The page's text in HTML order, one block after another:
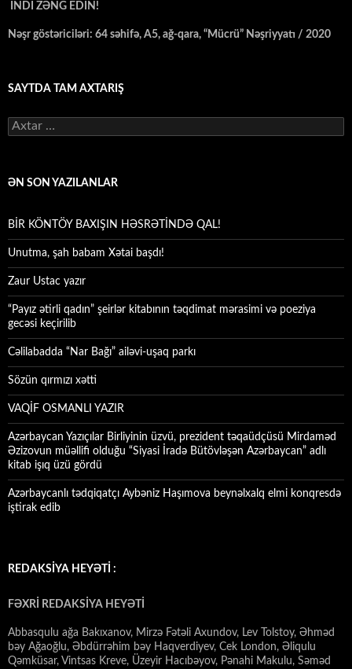
İNDİ ZƏNG EDİN!
Nəşr göstəriciləri: 64 səhifə, A5, ağ-qara, “Mücrü” Nəşriyyatı / 2020
SAYTDA TAM AXTARIŞ
Axtarış:
ƏN SON YAZILANLAR
BİR KÖNTÖY BAXIŞIN HƏSRƏTİNDƏ QAL!
Unutma, şah babam Xətai başdı!
Zaur Ustac yazır
“Payız ətirli qadın” şeirlər kitabının təqdimat mərasimi və poeziya
gecəsi keçirilib
Cəlilabadda “Nar Bağı” ailəvi-uşaq parkı
Sözün qırmızı xətti
VAQİF OSMANLI YAZIR
Azərbaycan Yazıçılar Birliyinin üzvü, prezident təqaüdçüsü Mirdaməd
Əzizovun müəllifi olduğu “Siyasi İradə Bütövləşən Azərbaycan” adlı
kitab işıq üzü gördü
Azərbaycanlı tədqiqatçı Aybəniz Haşımova beynəlxalq elmi konqresdə
iştirak edib
REDAKSİYA HEYƏTİ :
FƏXRİ REDAKSİYA HEYƏTİ
Abbasqulu ağa Bakıxanov, Mirzə Fətəli Axundov, Lev Tolstoy, Əhməd
bəy Ağaoğlu, Əbdürrəhim bəy Haqverdiyev, Cek London, Əliqulu
Qəmküsar, Vintsas Kreve, Üzeyir Hacıbəyov, Pənahi Makulu, Səməd